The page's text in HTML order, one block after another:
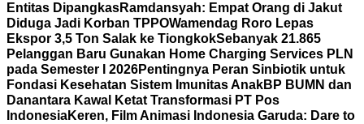
Entitas DipangkasRamdansyah: Empat Orang di Jakut
Diduga Jadi Korban TPPOWamendag Roro Lepas
Ekspor 3,5 Ton Salak ke TiongkokSebanyak 21.865
Pelanggan Baru Gunakan Home Charging Services PLN
pada Semester I 2026Pentingnya Peran Sinbiotik untuk
Fondasi Kesehatan Sistem Imunitas AnakBP BUMN dan
Danantara Kawal Ketat Transformasi PT Pos
IndonesiaKeren, Film Animasi Indonesia Garuda: Dare to